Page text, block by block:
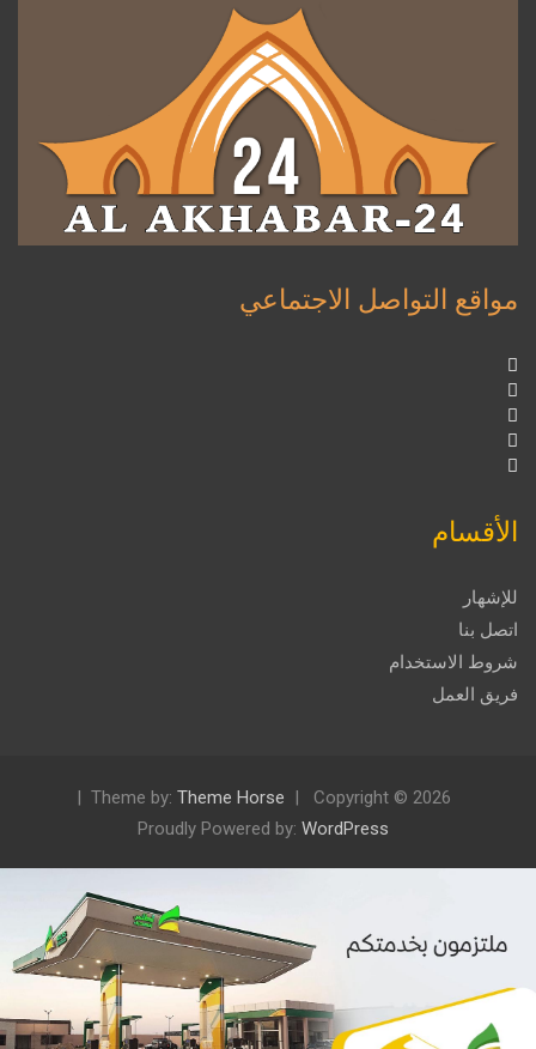
مواقع التواصل الاجتماعي
الأقسام
للإشهار
اتصل بنا
شروط الاستخدام
فريق العمل
Copyright © 2026
Theme by: Theme Horse
Proudly Powered by: WordPress